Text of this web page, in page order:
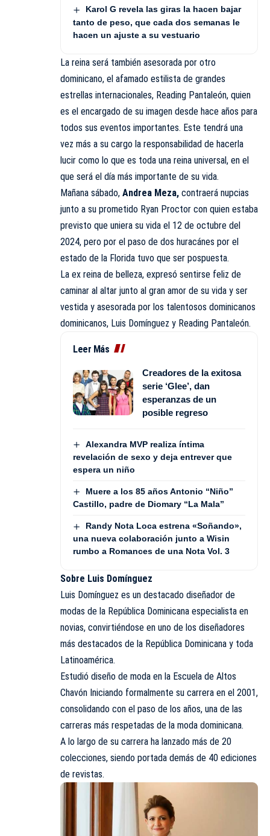
Karol G revela las giras la hacen bajar
tanto de peso, que cada dos semanas le
hacen un ajuste a su vestuario
La reina será también asesorada por otro
dominicano, el afamado estilista de grandes
estrellas internacionales, Reading Pantaleón, quien
es el encargado de su imagen desde hace años para
todos sus eventos importantes. Este tendrá una
vez más a su cargo la responsabilidad de hacerla
lucir como lo que es toda una reina universal, en el
que será el día más importante de su vida.
Mañana sábado, Andrea Meza, contraerá nupcias
junto a su prometido Ryan Proctor con quien estaba
previsto que uniera su vida el 12 de octubre del
2024, pero por el paso de dos huracánes por el
estado de la Florida tuvo que ser pospuesta.
La ex reina de belleza, expresó sentirse feliz de
caminar al altar junto al gran amor de su vida y ser
vestida y asesorada por los talentosos dominicanos
dominicanos, Luis Domínguez y Reading Pantaleón.
Leer Más
Creadores de la exitosa
serie ‘Glee’, dan
esperanzas de un
posible regreso
Alexandra MVP realiza íntima
revelación de sexo y deja entrever que
espera un niño
Muere a los 85 años Antonio “Niño”
Castillo, padre de Diomary “La Mala”
Randy Nota Loca estrena «Soñando»,
una nueva colaboración junto a Wisin
rumbo a Romances de una Nota Vol. 3
Sobre Luis Domínguez
Luis Domínguez es un destacado diseñador de
modas de la República Dominicana especialista en
novias, convirtiéndose en uno de los diseñadores
más destacados de la República Dominicana y toda
Latinoamérica.
Estudió diseño de moda en la Escuela de Altos
Chavón Iniciando formalmente su carrera en el 2001,
consolidando con el paso de los años, una de las
carreras más respetadas de la moda dominicana.
A lo largo de su carrera ha lanzado más de 20
colecciones, siendo portada demás de 40 ediciones
de revistas.